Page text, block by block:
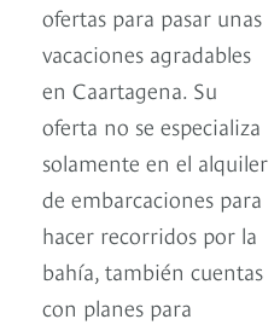
ofertas para pasar unas
vacaciones agradables
en Caartagena. Su
oferta no se especializa
solamente en el alquiler
de embarcaciones para
hacer recorridos por la
bahía, también cuentas
con planes para